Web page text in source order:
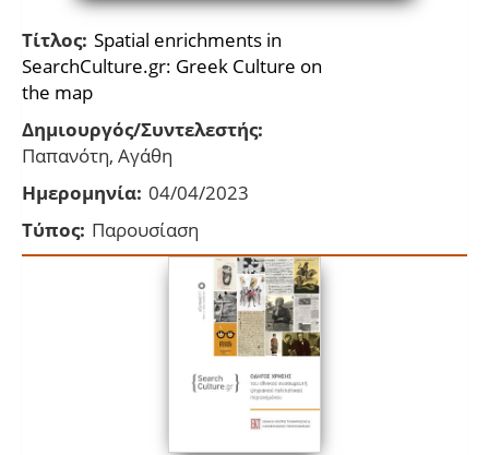
Τίτλος: Spatial enrichments in
SearchCulture.gr: Greek Culture on
the map
Δημιουργός/Συντελεστής:
Παπανότη, Αγάθη
Ημερομηνία: 04/04/2023
Τύπος: Παρουσίαση